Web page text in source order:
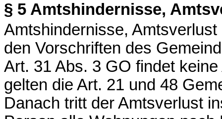
§ 5 Amtshindernisse,
Amtshindernisse,
den Vorschriften des
Art. 31 Abs. 3 GO findet
gelten die Art. 21 und 48
Danach tritt der Amtsverlust